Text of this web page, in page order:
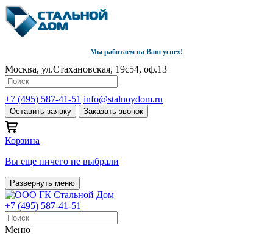
Мы работаем на Ваш успех!
Москва, ул.Стахановская, 19с54, оф.13
+7 (495) 587-41-51 info@stalnoydom.ru
Оставить заявку Заказать звонок
Корзина
Вы еще ничего не выбрали
Развернуть меню
+7 (495) 587-41-51
Меню